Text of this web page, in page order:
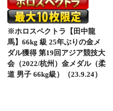
※ホロスペクトラ【田中龍
馬】66kg 級 25年ぶりの金メ
ダル獲得 第19回アジア競技大
会（2022/杭州）金メダル（柔
道 男子 66kg級）（23.9.24）